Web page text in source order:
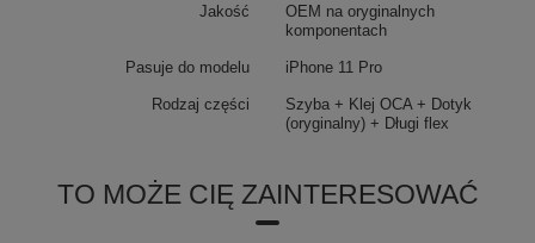
Jakość
OEM na oryginalnych
komponentach
Pasuje do modelu iPhone 11 Pro
Rodzaj części
Szyba + Klej OCA + Dotyk
(oryginalny) + Długi flex
TO MOŻE CIĘ ZAINTERESOWAĆ